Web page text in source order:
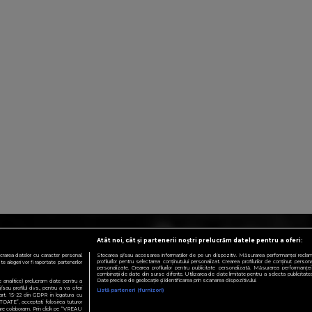
datelor cu caracter personal.
alegeri vor fi raportate partenerilor
prelucram date pentru a
profilul dvs., pentru a va oferi
15-22 din GDPR in legatura cu
TOATE”, acceptati folosirea tuturor
colaboram. Prin click pe “VREAU
Atât noi, cât și partenerii noștri prelucrăm datele pentru a oferi:
Stocarea și/sau accesarea informațiilor de pe un dispozitiv. Măsurarea performanței
profilurilor pentru selectarea conținutului personalizat. Crearea profilurilor de conținut
personalizate. Crearea profilurilor pentru publicitate personalizată. Măsurarea
combinații de date din surse diferite. Utilizarea de date limitate pentru a selecta
Date precise de geolocație și identificarea prin scanarea dispozitivului.
Listă parteneri (furnizori)